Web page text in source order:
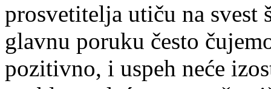
prosvetitelja utiču na svest
glavnu poruku često
pozitivno, i uspeh neće